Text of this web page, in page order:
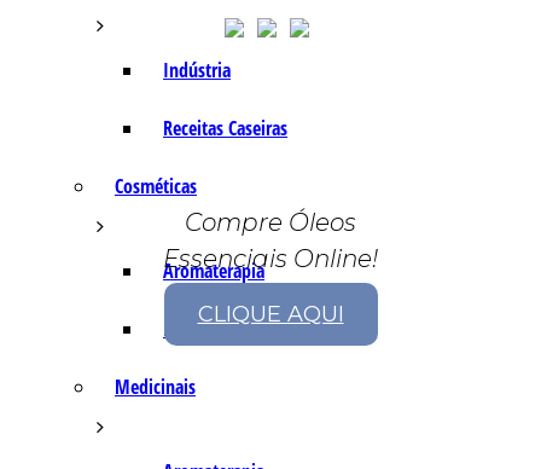
Indústria
Receitas Caseiras
Cosméticas
Aromaterapia
Fórmulas Caseiras
Medicinais
Compre Óleos
Essenciais Online!
CLIQUE AQUI